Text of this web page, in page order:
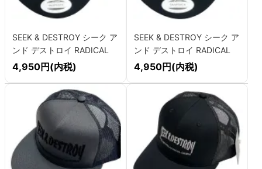
SEEK & DESTROY シーク ア
ンド デストロイ RADICAL
LOGO メッシュキャップ
4,950円(内税)
SEEK & DESTROY シーク ア
ンド デストロイ RADICAL
LOGO メッシュキャップ
4,950円(内税)